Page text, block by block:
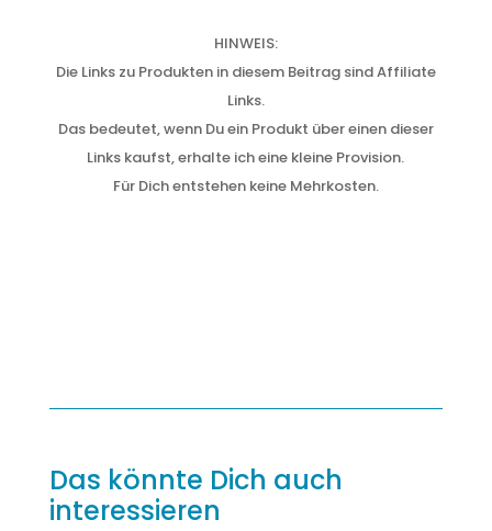
HINWEIS:
Die Links zu Produkten in diesem Beitrag sind Affiliate
Links.
Das bedeutet, wenn Du ein Produkt über einen dieser
Links kaufst, erhalte ich eine kleine Provision.
Für Dich entstehen keine Mehrkosten.
Das könnte Dich auch
interessieren